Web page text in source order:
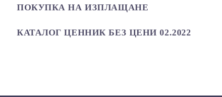
ПОКУПКА НА ИЗПЛАЩАНЕ
КАТАЛОГ ЦЕННИК БЕЗ ЦЕНИ 02.2022